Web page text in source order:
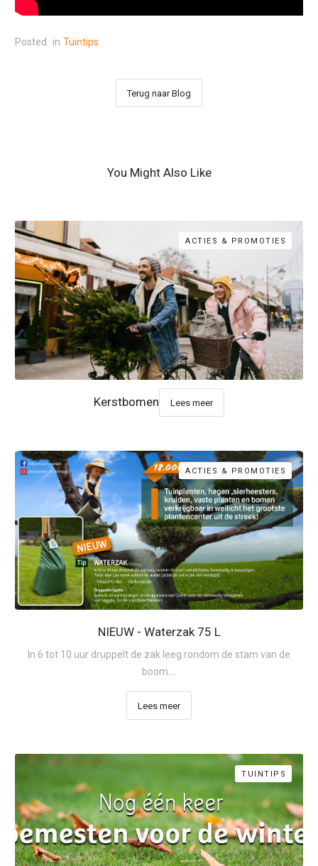
Posted in Tuintips
Terug naar Blog
You Might Also Like
ACTIES & PROMOTIES
Kerstbomen Lees meer
ACTIES & PROMOTIES
NIEUW - Waterzak 75 L
In 6 tot 10 uur druppelt de zak leeg rondom de stam van de
boom....
Lees meer
TUINTIPS